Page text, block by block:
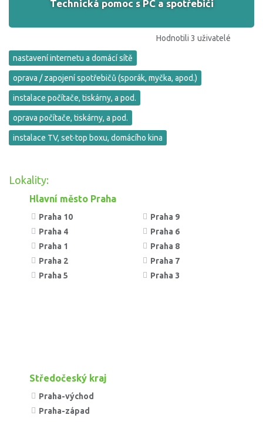
Technická pomoc s PC a spotřebiči
Hodnotili 3 uživatelé
nastavení internetu a domácí sítě
oprava / zapojení spotřebičů (sporák, myčka, apod.)
instalace počítače, tiskárny, a pod.
oprava počítače, tiskárny, a pod.
instalace TV, set-top boxu, domácího kina
Lokality:
Hlavní město Praha
Praha 10
Praha 4
Praha 1
Praha 2
Praha 5
Praha 9
Praha 6
Praha 8
Praha 7
Praha 3
Středočeský kraj
Praha-východ
Praha-západ